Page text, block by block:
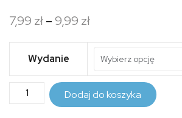
7,99 zł–9,99 złZakres
cen:
od
7,99 zł
do
9,99 zł
Wydanie
ilość
PSX
Dodaj do koszyka